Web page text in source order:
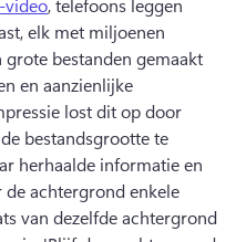
video, telefoons leggen
elk met miljoenen
bestanden gemaakt
en aanzienlijke
lost dit op door
bestandsgrootte te
herhaalde informatie en
achtergrond enkele
van dezelfde achtergrond